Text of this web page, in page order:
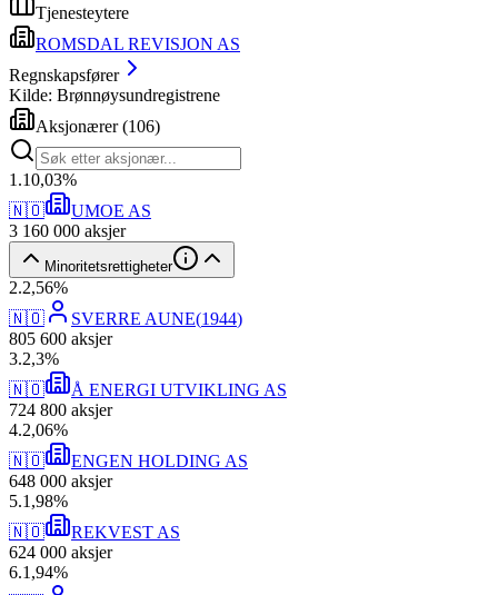
Tjenesteytere
ROMSDAL REVISJON AS
Regnskapsfører
Kilde: Brønnøysundregistrene
Aksjonærer(106)
1 .10,03%
🇳🇴
UMOE AS
3 160 000 aksjer
Minoritetsrettigheter
2.2,56%
🇳🇴
SVERRE AUNE(1944)
805 600 aksjer
3.2,3%
🇳🇴
Å ENERGI UTVIKLING AS
724 800 aksjer
4.2,06%
🇳🇴
ENGEN HOLDING AS
648 000 aksjer
5.1,98%
🇳🇴
REKVEST AS
624 000 aksjer
6.1,94%